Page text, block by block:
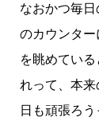
なおかつ毎
のカウンター
を眺めてい
れって、本
日も頑張ろう